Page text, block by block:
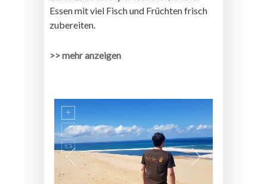
Essen mit viel Fisch und Früchten frisch
zubereiten.
>> mehr anzeigen